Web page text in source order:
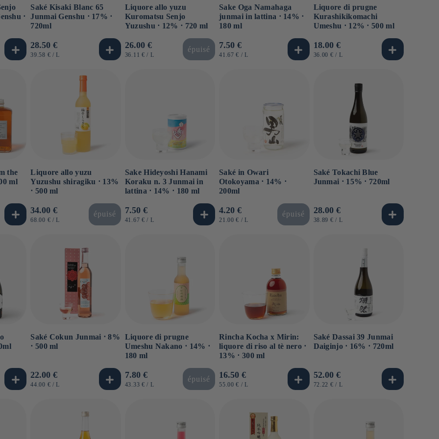
⋅
Saké Kisaki Blanc 65
Junmai Genshu ⋅ 17% ⋅
720ml
Prezzo
di
28.50 €
PREZZO
39.58 € / PER
L
Liquore allo yuzu
Kuromatsu Senjo
Yuzushu ⋅ 12% ⋅ 720 ml
Prezzo
di
26.00 €
PREZZO
36.11 € / PER
L
épuisé
Sake Oga Namahaga
junmai in lattina ⋅ 14% ⋅
180 ml
Prezzo
di
7.50 €
PREZZO
41.67 € / PER
L
Liquore di prugne
Kurashikikomachi
Umeshu ⋅ 12% ⋅ 500 ml
Prezzo
di
18.00 €
PREZZO
36.00 € / PER
L
the
ml
Liquore allo yuzu
Yuzushu shiragiku ⋅ 13%
⋅ 500 ml
Prezzo
di
34.00 €
PREZZO
68.00 € / PER
L
épuisé
Sake Hideyoshi Hanami
Koraku n. 3 Junmai in
lattina ⋅ 14% ⋅ 180 ml
Prezzo
di
7.50 €
PREZZO
41.67 € / PER
L
Saké in Owari
Otokoyama ⋅ 14% ⋅
200ml
Prezzo
di
4.20 €
PREZZO
21.00 € / PER
L
épuisé
Saké Tokachi Blue
Junmai ⋅ 15% ⋅ 720ml
Prezzo
di
28.00 €
PREZZO
38.89 € / PER
L
Saké Cokun Junmai ⋅ 8%
⋅ 500 ml
Prezzo
di
22.00 €
PREZZO
44.00 € / PER
L
Liquore di prugne
Umeshu Nakano ⋅ 14% ⋅
180 ml
Prezzo
di
7.80 €
PREZZO
43.33 € / PER
L
épuisé
Rincha Kocha x Mirin:
liquore di riso al tè nero ⋅
13% ⋅ 300 ml
Prezzo
di
16.50 €
PREZZO
55.00 € / PER
L
Saké Dassai 39 Junmai
Daiginjo ⋅ 16% ⋅ 720ml
Prezzo
di
52.00 €
PREZZO
72.22 € / PER
L